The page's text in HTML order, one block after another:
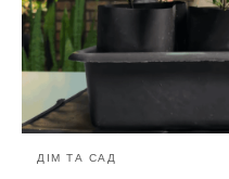
ДІМ ТА САД